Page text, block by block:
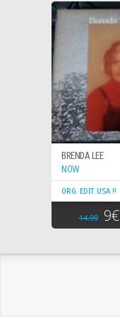
BRENDA LEE
NOW
ORG. EDIT. USA !!
14.99 9€